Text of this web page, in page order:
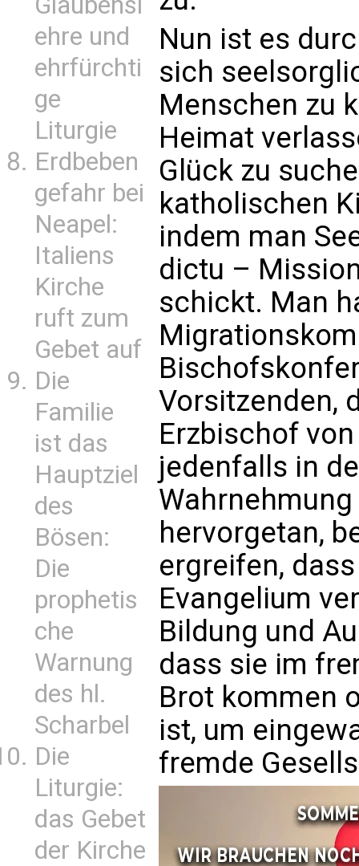
ehre und
ehrfürchti
ge
Liturgie
Erdbeben
gefahr bei
Neapel:
Italiens
Kirche
ruft zum
Gebet auf
Die
Familie
ist das
Hauptziel
des
Bösen:
Die
prophetis
che
Warnung
des hl.
Scharbel
Die
Liturgie:
das Gebet
der Kirche
Nun ist es
sich
Menschen zu
Heimat
Glück zu
katholischen
indem man
dictu –
schickt. Man
Vorsitzenden,
Erzbischof
jedenfalls in
hervorgetan,
ergreifen,
Evangelium
Bildung und
dass sie im
Brot kommen
ist, um
fremde